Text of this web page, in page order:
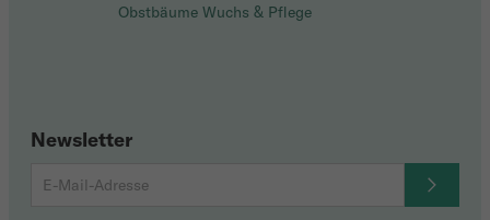
Obstbäume Wuchs & Pflege
Newsletter